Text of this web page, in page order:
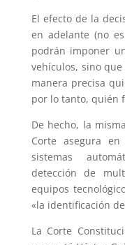
El efecto de la
en adelante (no
podrán imponer
vehículos, sino
manera precisa
por lo tanto, quién
De hecho, la
Corte asegura
sistemas
detección de
equipos
«la identificación
La Corte